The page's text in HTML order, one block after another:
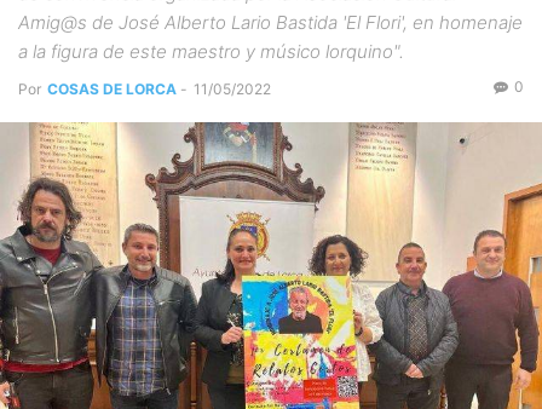
Amig@s de José Alberto Lario Bastida 'El Flori', en homenaje
a la figura de este maestro y músico lorquino".
Por COSAS DE LORCA - 11/05/2022 0